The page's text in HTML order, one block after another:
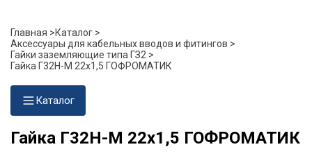
Главная >Каталог >
Аксессуары для кабельных вводов и фитингов >
Гайки заземляющие типа ГЗ2 >
Гайка Г32Н-М 22х1,5 ГОФРОМАТИК
Каталог
Гайка Г32Н-М 22х1,5 ГОФРОМАТИК